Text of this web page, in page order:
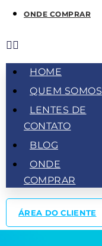
ONDE COMPRAR
HOME
QUEM SOMOS
LENTES DE
CONTATO
BLOG
ONDE
COMPRAR
ÁREA DO CLIENTE